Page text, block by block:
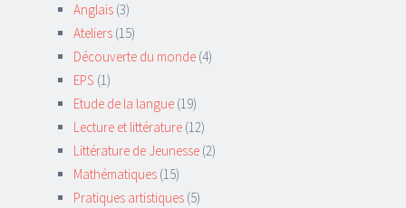
Anglais (3)
Ateliers (15)
Découverte du monde (4)
EPS (1)
Etude de la langue (19)
Lecture et littérature (12)
Littérature de Jeunesse (2)
Mathématiques (15)
Pratiques artistiques (5)